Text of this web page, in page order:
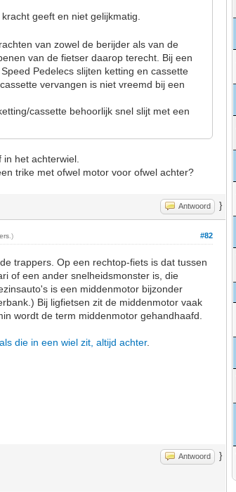
geeft en niet gelijkmatig.
van zowel de berijder als van de
van de fietser daarop terecht. Bij een
Pedelecs slijten ketting en cassette
vervangen is niet vreemd bij een
cassette behoorlijk snel slijt met een
het achterwiel.
trike met ofwel motor voor ofwel achter?
Antwoord }
#82
.)
trappers. Op een rechtop-fiets is dat tussen
of een ander snelheidsmonster is, die
is een middenmotor bijzonder
Bij ligfietsen zit de middenmotor vaak
wordt de term middenmotor gehandhaafd.
die in een wiel zit, altijd achter.
Antwoord }